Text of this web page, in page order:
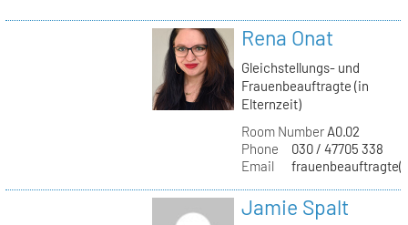
Rena Onat
Gleichstellungs- und
Frauenbeauftragte (in
Elternzeit)
Room NumberA0.02
Phone
030 / 47705 338
Email
Jamie Spalt